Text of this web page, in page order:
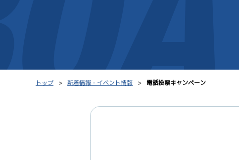
トップ 新着情報・イベント情報 電話投票キャンペーン